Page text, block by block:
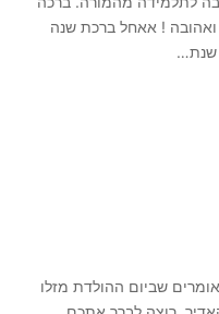
! אאחל ברכת שנה
שנת…
שביום ההולדת מזלו